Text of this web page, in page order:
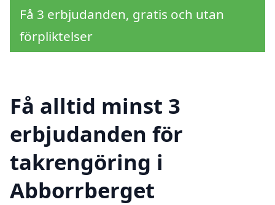
Få 3 erbjudanden, gratis och utan
förpliktelser
Få alltid minst 3
erbjudanden för
takrengöring i
Abborrberget